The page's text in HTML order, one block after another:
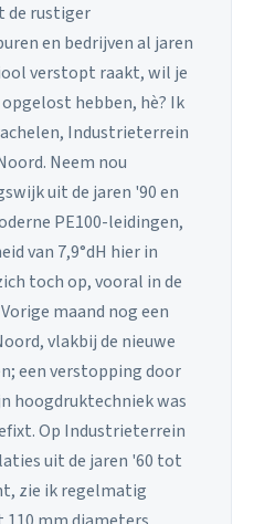
de rustiger
en bedrijven al jaren
verstopt raakt, wil je
hebben, hè? Ik
Industrieterrein
Neem nou
uit de jaren '90 en
PE100-leidingen,
van 7,9°dH hier in
toch op, vooral in de
maand nog een
vlakbij de nieuwe
een verstopping door
hoogdruktechniek was
Op Industrieterrein
uit de jaren '60 tot
zie ik regelmatig